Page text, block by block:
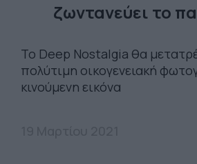
ζωντανεύει το
Το Deep Nostalgia θα
πολύτιμη οικογενειακή
κινούμενη εικόνα